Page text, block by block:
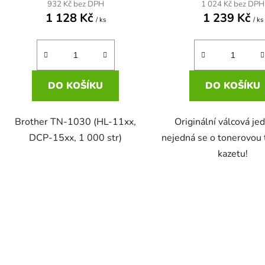
932 Kč bez DPH
1 128 Kč / ks
DO KOŠÍKU
Brother TN-1030 (HL-11xx,
DCP-15xx, 1 000 str)
1 024 Kč bez DPH
1 239 Kč / ks
DO KOŠÍKU
Originální válcová
nejedná se o tonerovou
kazetu!